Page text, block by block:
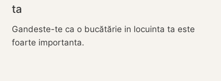
ta
Gandeste-te ca o bucătărie in locuinta ta este
foarte importanta.